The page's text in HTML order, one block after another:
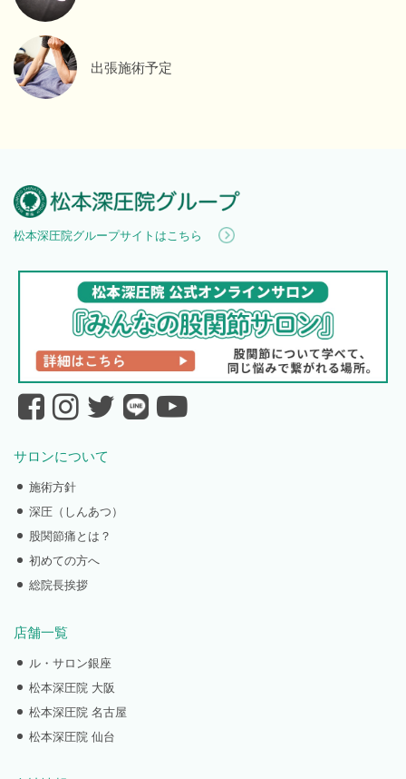
出張施術予定
松本深圧院グループサイトはこちら
サロンについて
施術方針
深圧（しんあつ）
股関節痛とは？
初めての方へ
総院長挨拶
店舗一覧
ル・サロン銀座
松本深圧院 大阪
松本深圧院 名古屋
松本深圧院 仙台